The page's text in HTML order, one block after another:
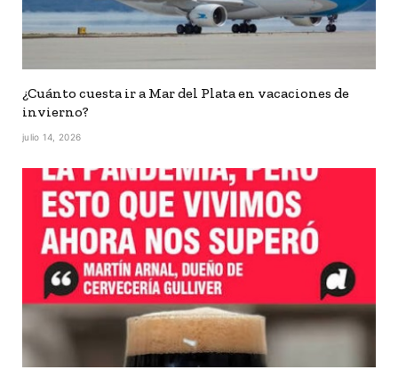
¿Cuánto cuesta ir a Mar del Plata en vacaciones de
invierno?
julio 14, 2026